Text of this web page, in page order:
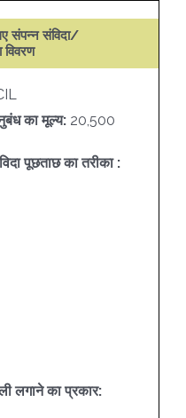
संपन्न संविदा/
विवरण
का मूल्य: 20,500
पूछताछ का तरीका :
लगाने का प्रकार: